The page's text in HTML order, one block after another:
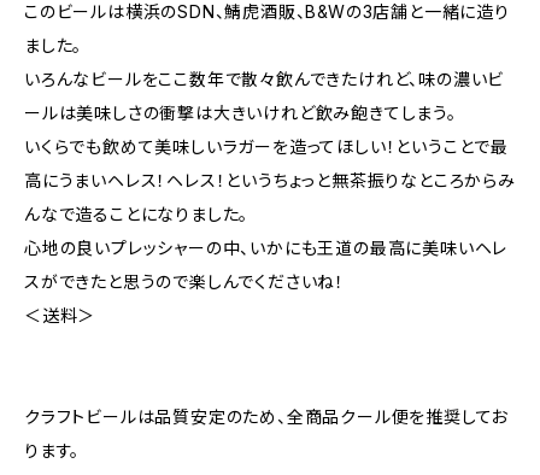
このビールは横浜のSDN、鯖虎酒販、B&Wの3店舗と一緒に造り
ました。
いろんなビールをここ数年で散々飲んできたけれど、味の濃いビ
ールは美味しさの衝撃は大きいけれど飲み飽きてしまう。
いくらでも飲めて美味しいラガーを造ってほしい！ということで最
高にうまいヘレス！ヘレス！というちょっと無茶振りなところからみ
んなで造ることになりました。
心地の良いプレッシャーの中、いかにも王道の最高に美味いヘレ
スができたと思うので楽しんでくださいね！
＜送料＞
クラフトビールは品質安定のため、全商品クール便を推奨してお
ります。